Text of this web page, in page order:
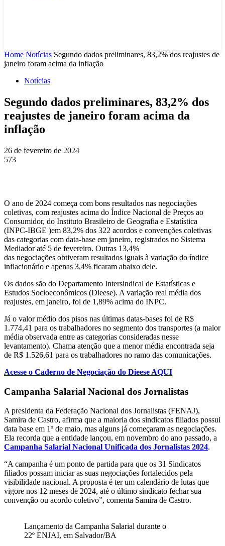
Home Notícias Segundo dados preliminares, 83,2% dos reajustes de
janeiro foram acima da inflação
Notícias
Segundo dados preliminares, 83,2% dos
reajustes de janeiro foram acima da
inflação
26 de fevereiro de 2024
573
O ano de 2024 começa com bons resultados nas negociações
coletivas, com reajustes acima do Índice Nacional de Preços ao
Consumidor, do Instituto Brasileiro de Geografia e Estatística
(INPC-IBGE )em 83,2% dos 322 acordos e convenções coletivas
das categorias com data-base em janeiro, registrados no Sistema
Mediador até 5 de fevereiro. Outras 13,4%
das negociações obtiveram resultados iguais à variação do índice
inflacionário e apenas 3,4% ficaram abaixo dele.
Os dados são do Departamento Intersindical de Estatísticas e
Estudos Socioeconômicos (Dieese). A variação real média dos
reajustes, em janeiro, foi de 1,89% acima do INPC.
Já o valor médio dos pisos nas últimas datas-bases foi de R$
1.774,41 para os trabalhadores no segmento dos transportes (a maior
média observada entre as categorias consideradas nesse
levantamento). Chama atenção que a menor média encontrada seja
de R$ 1.526,61 para os trabalhadores no ramo das comunicações.
Acesse o Caderno de Negociação do Dieese AQUI
Campanha Salarial Nacional dos Jornalistas
A presidenta da Federação Nacional dos Jornalistas (FENAJ),
Samira de Castro, afirma que a maioria dos sindicatos filiados possui
data base em 1º de maio, mas alguns já começaram as negociações.
Ela recorda que a entidade lançou, em novembro do ano passado, a
Campanha Salarial Nacional Unificada dos Jornalistas 2024.
“A campanha é um ponto de partida para que os 31 Sindicatos
filiados possam iniciar as suas negociações fortalecidos pela
visibilidade nacional. A proposta é ter um calendário de lutas que
vigore nos 12 meses de 2024, até o último sindicato fechar sua
convenção ou acordo coletivo”, comenta Samira de Castro.
Lançamento da Campanha Salarial durante o
22º ENJAI, em Salvador/BA